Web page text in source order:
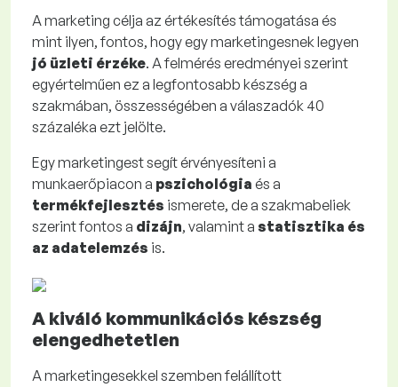
A marketing célja az értékesítés támogatása és
mint ilyen, fontos, hogy egy marketingesnek legyen
jó üzleti érzéke. A felmérés eredményei szerint
egyértelműen ez a legfontosabb készség a
szakmában, összességében a válaszadók 40
százaléka ezt jelölte.
Egy marketingest segít érvényesíteni a
munkaerőpiacon a pszichológia és a
termékfejlesztés ismerete, de a szakmabeliek
szerint fontos a dizájn, valamint a statisztika és
az adatelemzés is.
A kiváló kommunikációs készség
elengedhetetlen
A marketingesekkel szemben felállított